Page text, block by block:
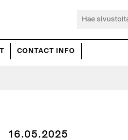
Hae
CONTACT INFO
16.05.2025